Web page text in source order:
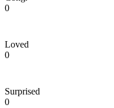
0
Loved
0
Surprised
0